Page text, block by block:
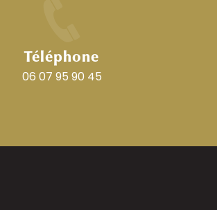
Téléphone
06 07 95 90 45